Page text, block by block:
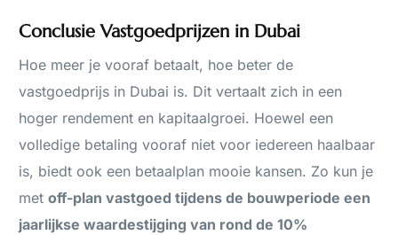
Conclusie Vastgoedprijzen in Dubai
Hoe meer je vooraf betaalt, hoe beter de
vastgoedprijs in Dubai is. Dit vertaalt zich in een
hoger rendement en kapitaalgroei. Hoewel een
volledige betaling vooraf niet voor iedereen haalbaar
is, biedt ook een betaalplan mooie kansen. Zo kun je
metoff-plan vastgoed tijdens de bouwperiode een
jaarlijkse waardestijging van rond de 10%